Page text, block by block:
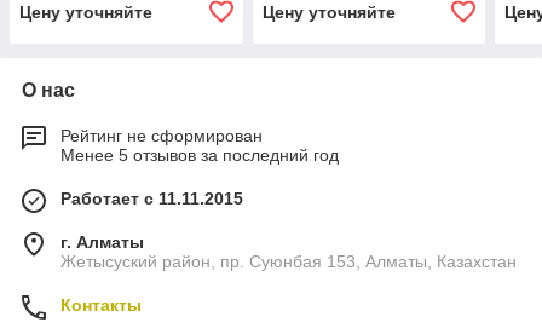
Цену уточняйте Цену уточняйте
О нас
Рейтинг не сформирован
Менее 5 отзывов за последний год
Работает с 11.11.2015
г. Алматы
Жетысуский район, пр. Суюнбая 153, Алматы, Казахстан
Контакты